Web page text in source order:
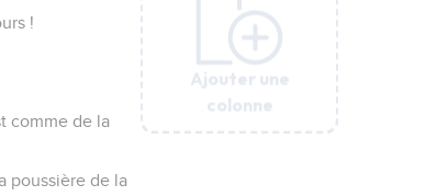
Ajouter une
colonne
Ajouter une
colonne
Ajouter une
colonne
!
comme de la
poussière de la
Ajouter une
colonne
Ajouter une
colonne
Ajouter une
colonne
Ajouter une
colonne
Ajouter une
colonne
Ajouter une
colonne